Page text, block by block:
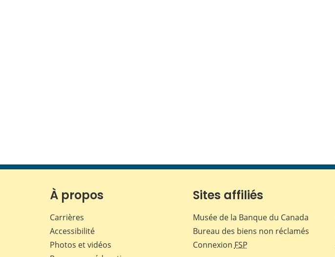
À propos
Carrières
Accessibilité
Photos et vidéos
Sites affiliés
Musée de la Banque du Canada
Bureau des biens non réclamés
Connexion FSP